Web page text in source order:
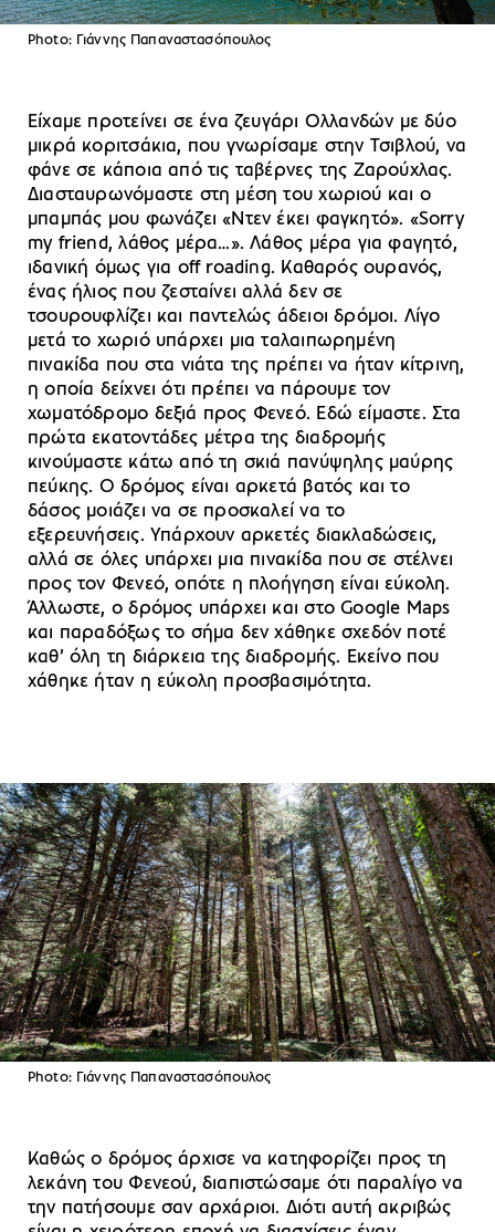
Photo: Γιάννης Παπαναστασόπουλος
Είχαμε προτείνει σε ένα ζευγάρι Ολλανδών με δύο
μικρά κοριτσάκια, που γνωρίσαμε στην Τσιβλού, να
φάνε σε κάποια από τις ταβέρνες της Ζαρούχλας.
Διασταυρωνόμαστε στη μέση του χωριού και ο
μπαμπάς μου φωνάζει «Ντεν έκει φαγκητό». «Sorry
my friend, λάθος μέρα…». Λάθος μέρα για φαγητό,
ιδανική όμως για off roading. Καθαρός ουρανός,
ένας ήλιος που ζεσταίνει αλλά δεν σε
τσουρουφλίζει και παντελώς άδειοι δρόμοι. Λίγο
μετά το χωριό υπάρχει μια ταλαιπωρημένη
πινακίδα που στα νιάτα της πρέπει να ήταν κίτρινη,
η οποία δείχνει ότι πρέπει να πάρουμε τον
χωματόδρομο δεξιά προς Φενεό. Εδώ είμαστε. Στα
πρώτα εκατοντάδες μέτρα της διαδρομής
κινούμαστε κάτω από τη σκιά πανύψηλης μαύρης
πεύκης. Ο δρόμος είναι αρκετά βατός και το
δάσος μοιάζει να σε προσκαλεί να το
εξερευνήσεις. Υπάρχουν αρκετές διακλαδώσεις,
αλλά σε όλες υπάρχει μια πινακίδα που σε στέλνει
προς τον Φενεό, οπότε η πλοήγηση είναι εύκολη.
Άλλωστε, ο δρόμος υπάρχει και στο Google Maps
και παραδόξως το σήμα δεν χάθηκε σχεδόν ποτέ
καθ’ όλη τη διάρκεια της διαδρομής. Εκείνο που
χάθηκε ήταν η εύκολη προσβασιμότητα.
Photo: Γιάννης Παπαναστασόπουλος
Καθώς ο δρόμος άρχισε να κατηφορίζει προς τη
λεκάνη του Φενεού, διαπιστώσαμε ότι παραλίγο να
την πατήσουμε σαν αρχάριοι. Διότι αυτή ακριβώς